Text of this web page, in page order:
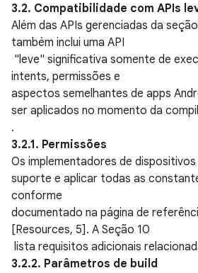
3.2. Compatibilidade com APIs
Além das APIs gerenciadas da
também inclui uma API
"leve" significativa somente de
intents, permissões e
aspectos semelhantes de apps
ser aplicados no momento da
.
3.2.1. Permissões
Os implementadores de
suporte e aplicar todas as
conforme
documentado na página de
[Resources, 5]. A Seção 10
lista requisitos adicionais
3.2.2. Parâmetros de build